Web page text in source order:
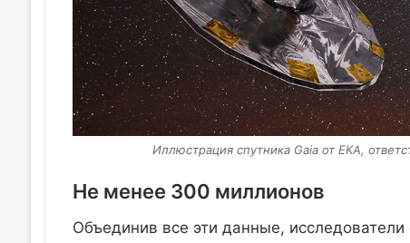
Иллюстрация спутника Gaia от ЕКА,
Не менее 300 миллионов
Объединив все эти данные,